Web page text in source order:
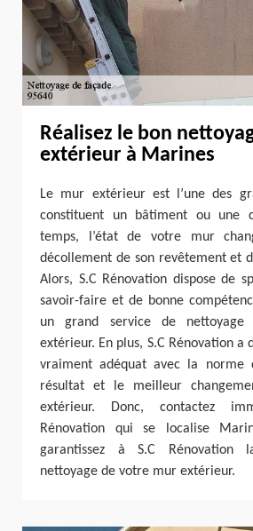
Réalisez le bon
extérieur à Marines
Le mur extérieur est l’une des
constituent un bâtiment ou une
temps, l’état de votre mur
décollement de son revêtement et
Alors, S.C Rénovation dispose de
savoir-faire et de bonne
un grand service de
extérieur. En plus, S.C Rénovation
vraiment adéquat avec la norme
résultat et le meilleur
extérieur. Donc, contactez
Rénovation qui se localise
garantissez à S.C Rénovation
nettoyage de votre mur extérieur.